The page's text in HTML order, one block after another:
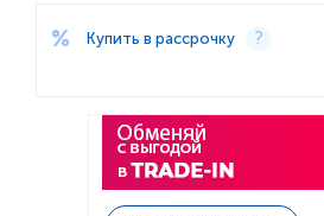
Купить в рассрочку